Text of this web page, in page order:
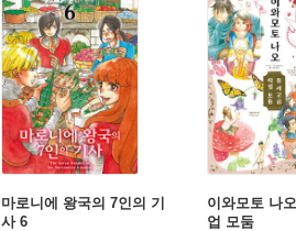
마로니에 왕국의 7인의 기
사 6
이와모토 나
업 모둠